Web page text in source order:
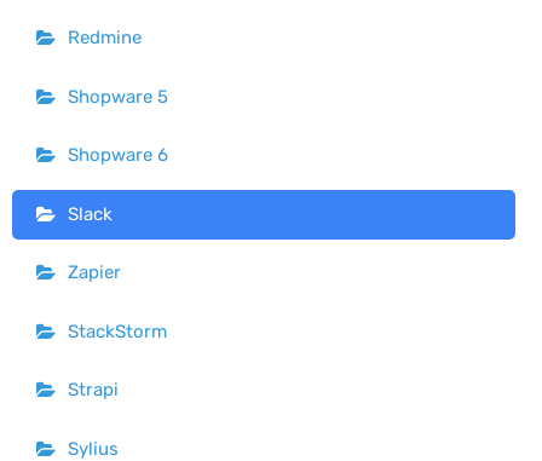
Redmine
Shopware 5
Shopware 6
Slack
Zapier
StackStorm
Strapi
Sylius